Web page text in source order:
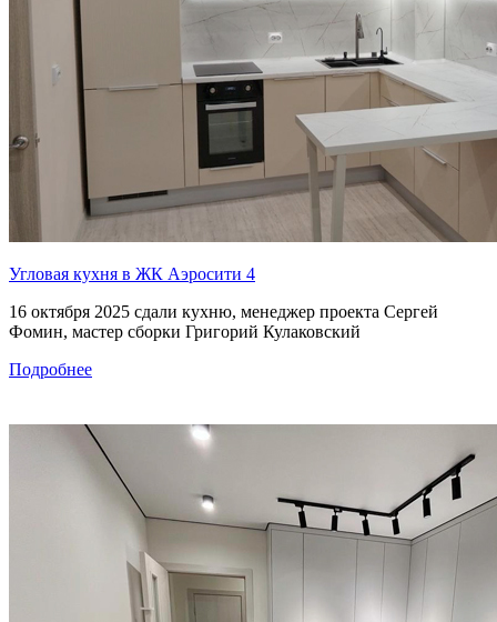
Угловая кухня в ЖК Аэросити 4
16 октября 2025 сдали кухню, менеджер проекта Сергей
Фомин, мастер сборки Григорий Кулаковский
Подробнее